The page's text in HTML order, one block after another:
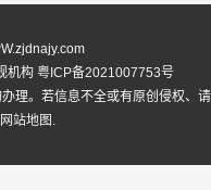
机构 粤ICP备2021007753号
理。若信息不全或有原创侵权、请
网站地图 .